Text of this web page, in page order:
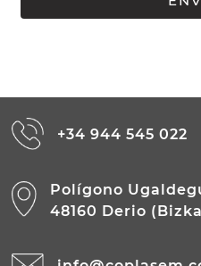
+34 944 545 022
Polígono
48160 Derio